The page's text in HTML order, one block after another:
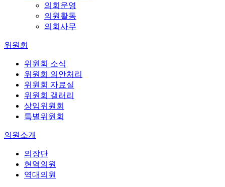
의회운영
의원활동
의회사무
위원회
위원회 소식
위원회 의안처리
위원회 자료실
위원회 갤러리
상임위원회
특별위원회
의원소개
의장단
현역의원
역대의원